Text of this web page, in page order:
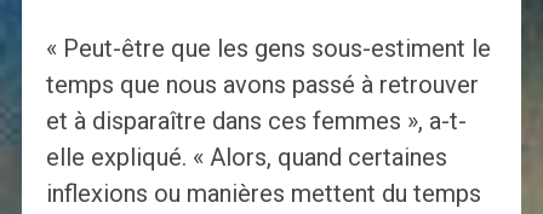
« Peut-être que les gens sous-estiment le
temps que nous avons passé à retrouver
et à disparaître dans ces femmes », a-t-
elle expliqué. « Alors, quand certaines
inflexions ou manières mettent du temps